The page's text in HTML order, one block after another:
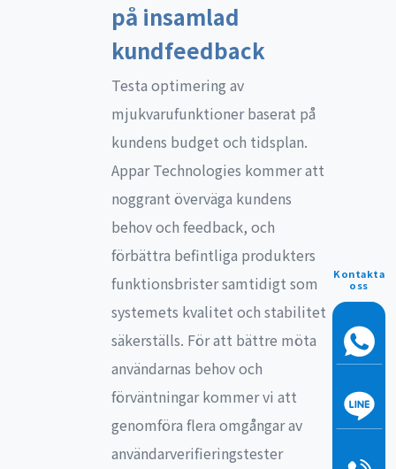
på insamlad
kundfeedback
Testa optimering av
mjukvarufunktioner baserat på
kundens budget och tidsplan.
Appar Technologies kommer att
noggrant överväga kundens
behov och feedback, och
förbättra befintliga produkters
funktionsbrister samtidigt som
systemets kvalitet och stabilitet
säkerställs. För att bättre möta
användarnas behov och
förväntningar kommer vi att
genomföra flera omgångar av
användarverifieringstester
Kontakta
oss